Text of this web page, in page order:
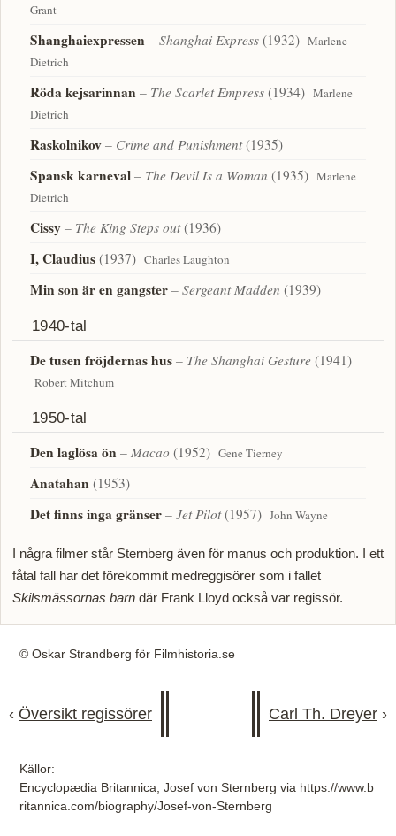
Grant
Shanghaiexpressen – Shanghai Express (1932) Marlene
Dietrich
Röda kejsarinnan – The Scarlet Empress (1934) Marlene
Dietrich
Raskolnikov – Crime and Punishment (1935)
Spansk karneval – The Devil Is a Woman (1935) Marlene
Dietrich
Cissy – The King Steps out (1936)
I, Claudius (1937) Charles Laughton
Min son är en gangster – Sergeant Madden (1939)
1940-tal
De tusen fröjdernas hus – The Shanghai Gesture (1941)
Robert Mitchum
1950-tal
Den laglösa ön – Macao (1952) Gene Tierney
Anatahan (1953)
Det finns inga gränser – Jet Pilot (1957) John Wayne
I några filmer står Sternberg även för manus och produktion. I ett
fåtal fall har det förekommit medreggisörer som i fallet
Skilsmässornas barn där Frank Lloyd också var regissör.
© Oskar Strandberg för Filmhistoria.se
‹ Översikt regissörer Carl Th. Dreyer ›
Källor:
Encyclopædia Britannica, Josef von Sternberg via https://www.b
ritannica.com/biography/Josef-von-Sternberg